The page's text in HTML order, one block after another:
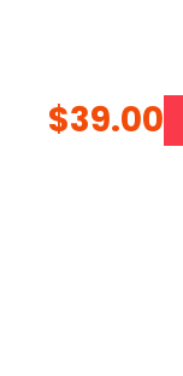
$39.00